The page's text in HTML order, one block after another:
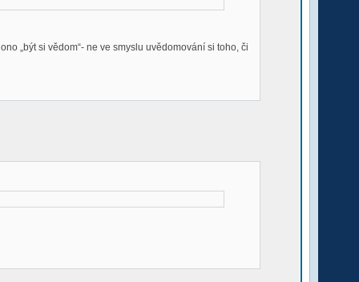
„být si vědom“- ne ve smyslu uvědomování si toho, či